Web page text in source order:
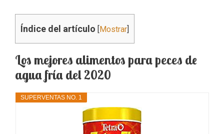
Índice del artículo [Mostrar]
Los mejores alimentos para peces de
agua fría del 2020
SUPERVENTAS NO. 1